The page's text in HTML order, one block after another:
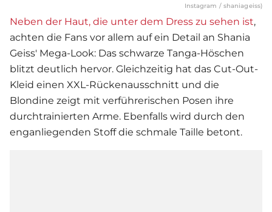
Instagram / shaniageiss)
Neben der Haut, die unter dem Dress zu sehen ist,
achten die Fans vor allem auf ein Detail an Shania
Geiss' Mega-Look: Das schwarze Tanga-Höschen
blitzt deutlich hervor. Gleichzeitig hat das Cut-Out-
Kleid einen XXL-Rückenausschnitt und die
Blondine zeigt mit verführerischen Posen ihre
durchtrainierten Arme. Ebenfalls wird durch den
enganliegenden Stoff die schmale Taille betont.